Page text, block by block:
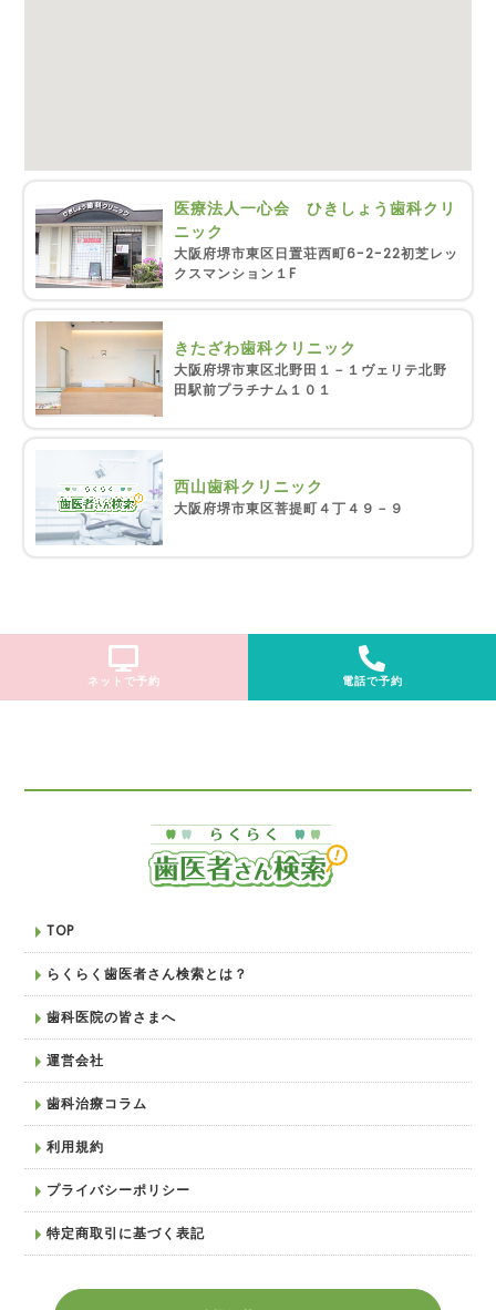
医療法人一心会 ひきしょう歯科クリ
ニック
大阪府堺市東区日置荘西町6-2-22初芝レッ
クスマンション１F
きたざわ歯科クリニック
大阪府堺市東区北野田１－１ヴェリテ北野
田駅前プラチナム１０１
西山歯科クリニック
大阪府堺市東区菩提町４丁４９－９
ネットで予約 電話で予約
TOP
らくらく歯医者さん検索とは？
歯科医院の皆さまへ
運営会社
歯科治療コラム
利用規約
プライバシーポリシー
特定商取引に基づく表記